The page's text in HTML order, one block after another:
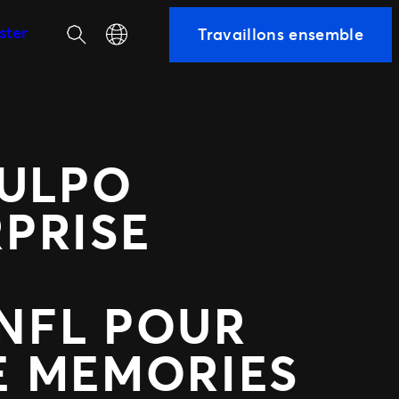
RechercheSelect your language
Travaillons ensemble
POUR
MEMORIES